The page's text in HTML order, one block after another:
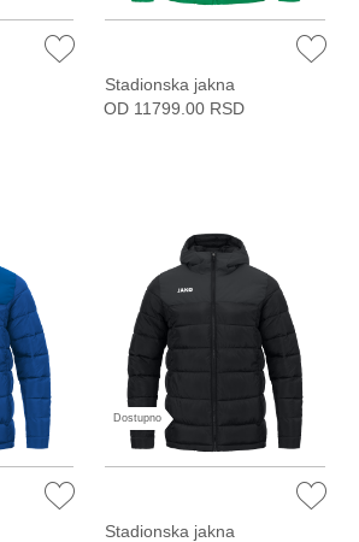
Stadionska jakna
OD 11799.00 RSD
Dostupno
Stadionska jakna